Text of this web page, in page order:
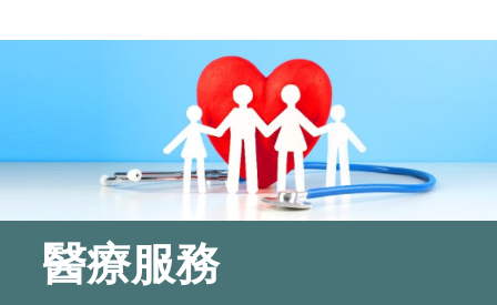
2025.7.21
播道醫院手機App已推出查閱病歷記錄及求診資料功能，請即下載
醫療服務